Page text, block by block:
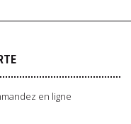
en ligne